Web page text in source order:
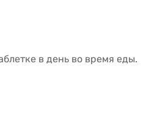
в день во время еды.